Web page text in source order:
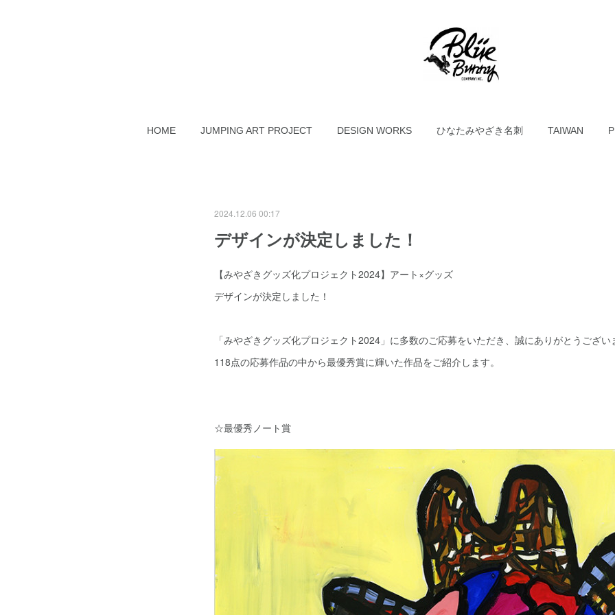
HOME JUMPING ART PROJECT DESIGN WORKS ひなたみやざき名刺 TAIWAN
2024.12.06 00:17
デザインが決定しました！
【みやざきグッズ化プロジェクト2024】アート×グッズ
デザインが決定しました！
「みやざきグッズ化プロジェクト2024」に多数のご応募をいただき、誠にありがとうござい
118点の応募作品の中から最優秀賞に輝いた作品をご紹介します。
☆最優秀ノート賞